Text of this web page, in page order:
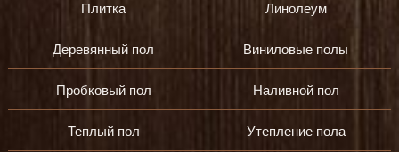
Плитка Линолеум
Деревянный пол Виниловые полы
Пробковый пол Наливной пол
Теплый пол Утепление пола